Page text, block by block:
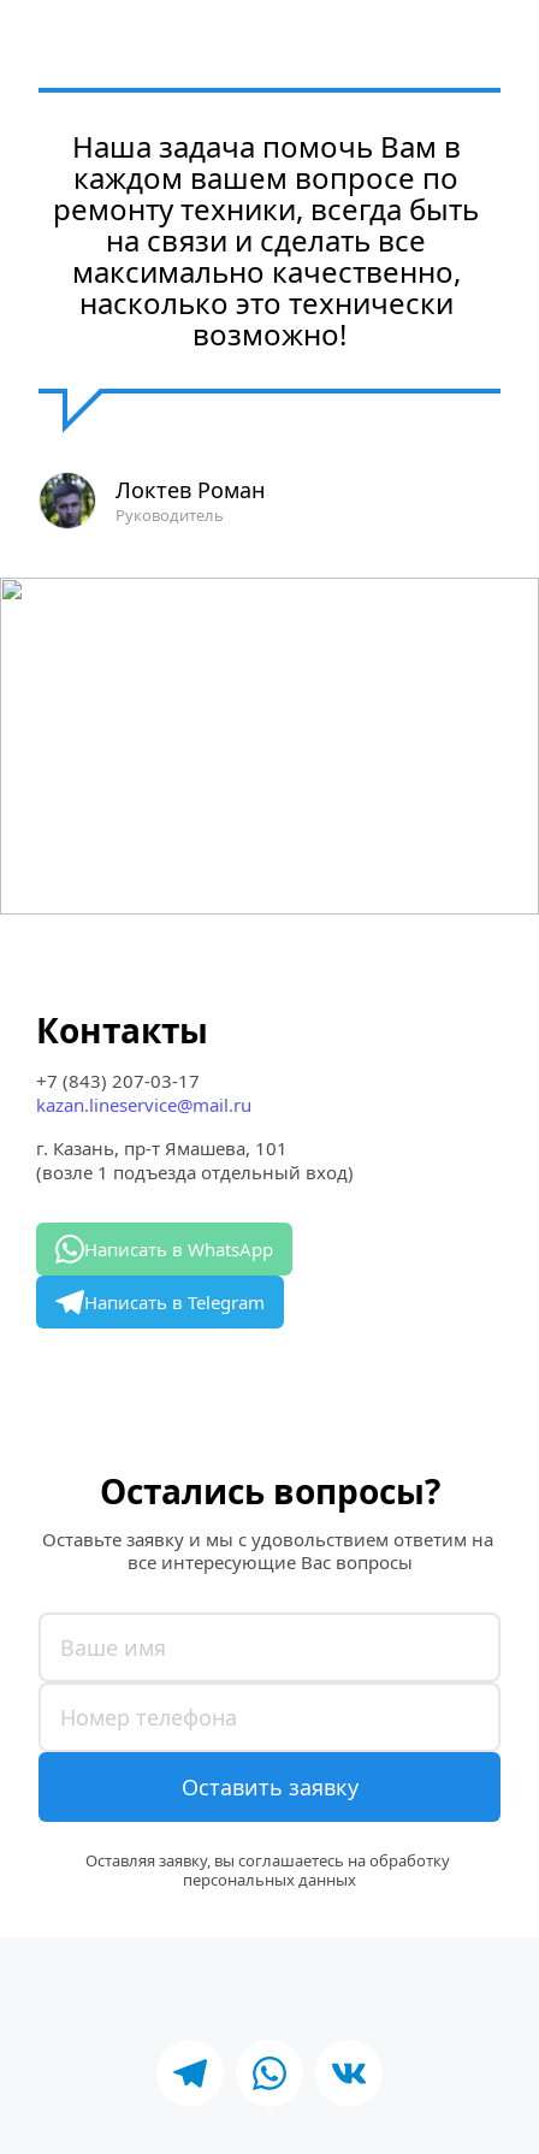
Наша задача помочь Вам в
каждом вашем вопросе по
ремонту техники, всегда быть
на связи и сделать все
максимально качественно,
насколько это технически
возможно!
Локтев Роман
Руководитель
Контакты
+7 (843) 207-03-17
kazan.lineservice@mail.ru
г. Казань, пр-т Ямашева, 101
(возле 1 подъезда отдельный вход)
Написать в WhatsApp
Написать в Telegram
Остались вопросы?
Оставьте заявку и мы с удовольствием ответим на
все интересующие Вас вопросы
Оставить заявку
Оставляя заявку, вы соглашаетесь на обработку
персональных данных